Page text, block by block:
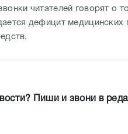
читателей говорят о
дефицит медицинских
Пиши и звони в